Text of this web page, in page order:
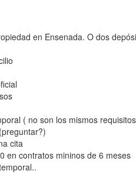
en Ensenada. O dos
( no son los mismos
cita
en contratos mininos de 6 meses